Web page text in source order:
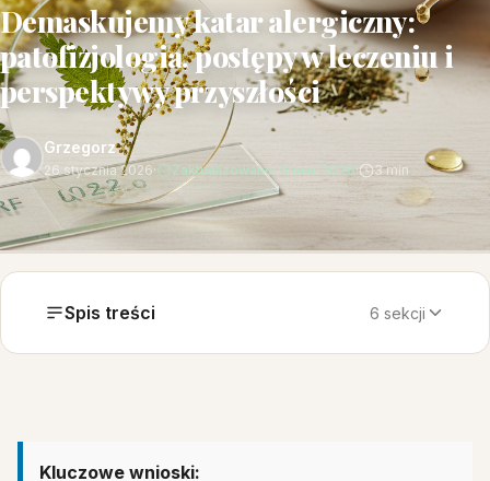
Demaskujemy katar alergiczny:
patofizjologia, postępy w leczeniu i
perspektywy przyszłości
Grzegorz
26 stycznia 2026· Zaktualizowano: 6 mar 2026· 3 min
Spis treści 6 sekcji
Kluczowe wnioski: